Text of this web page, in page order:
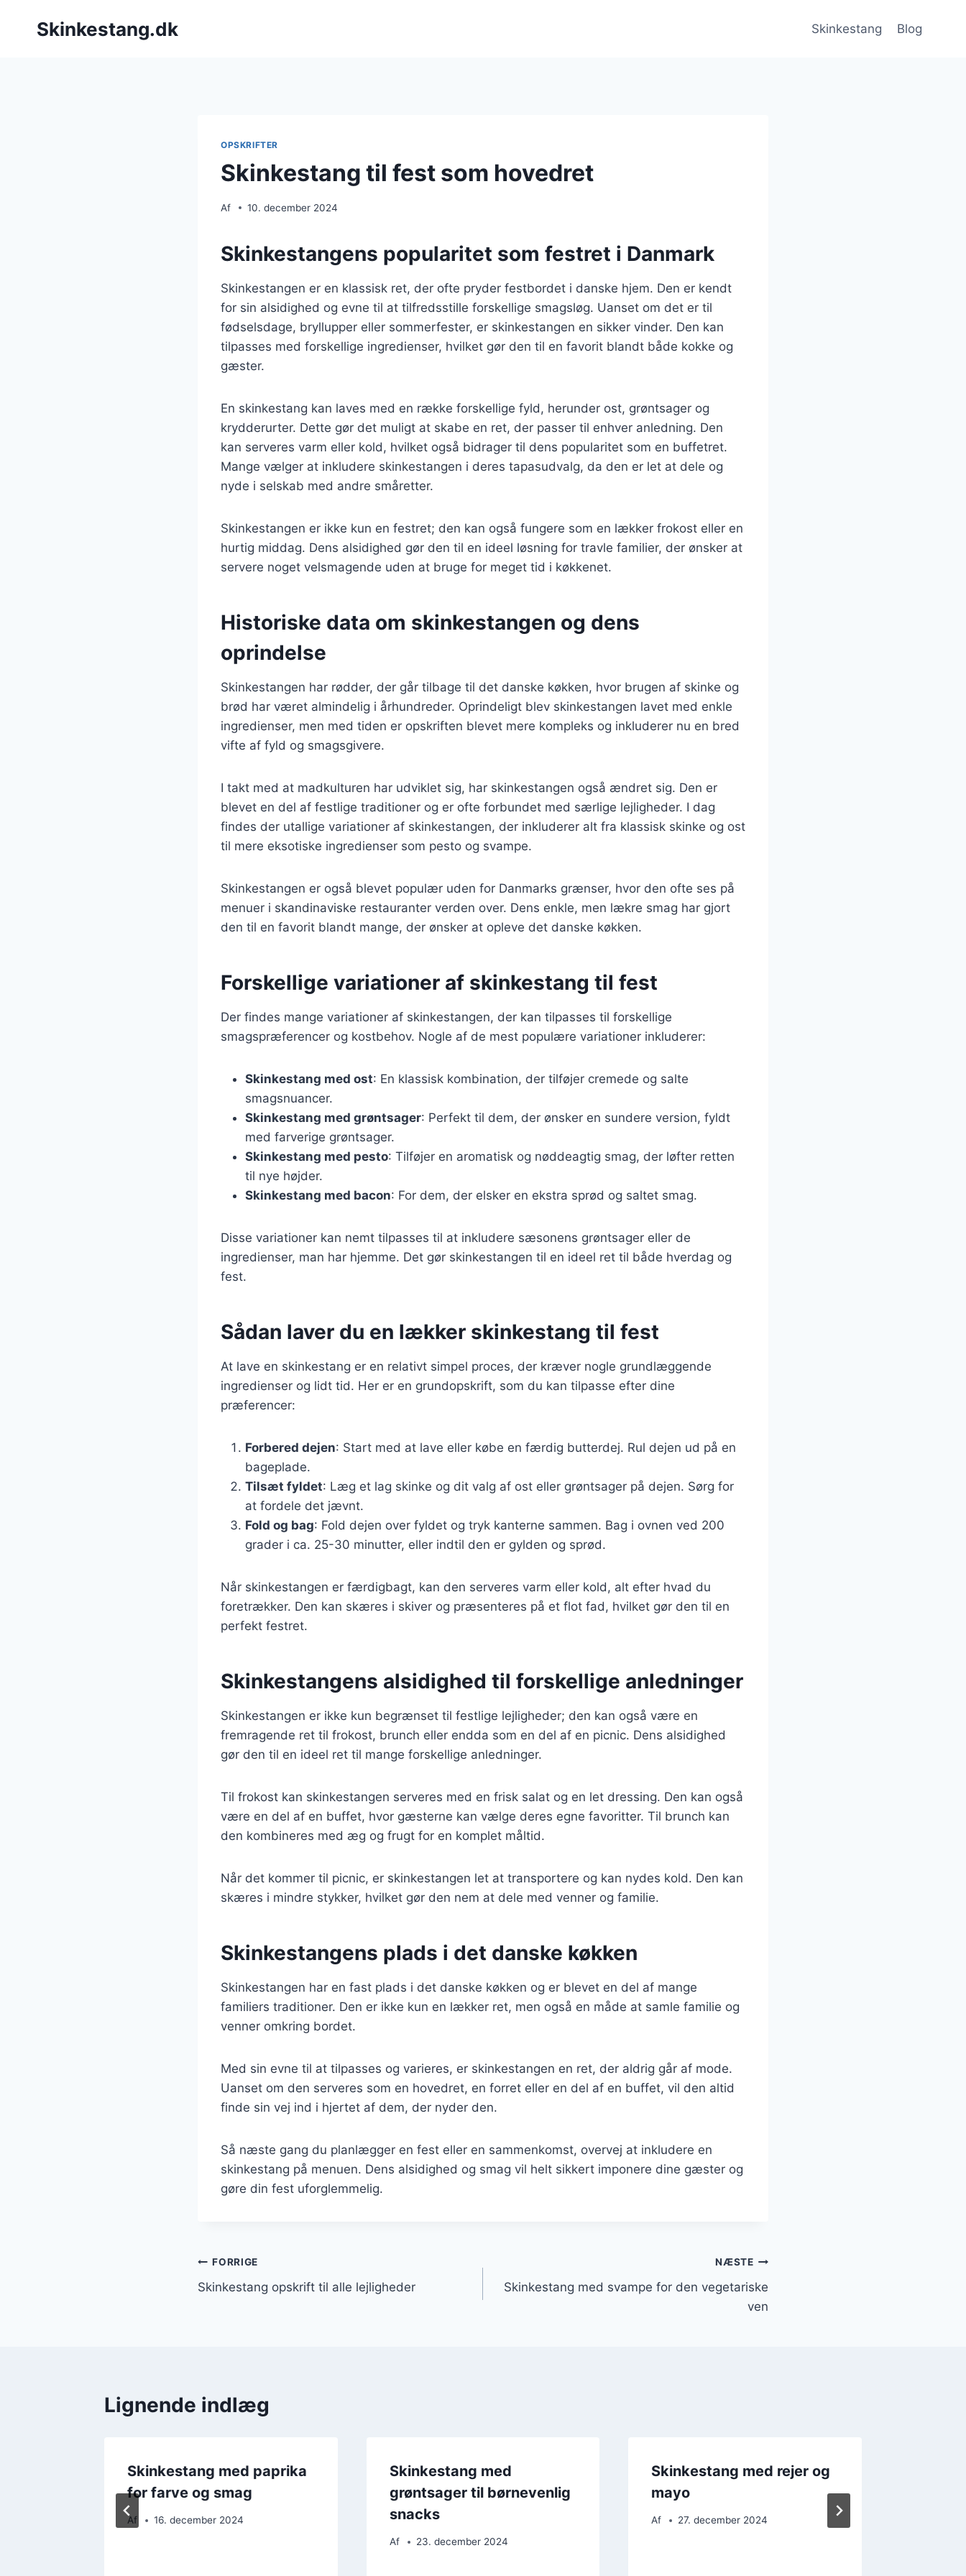
Skinkestang.dk Skinkestang Blog
OPSKRIFTER
Skinkestang til fest som hovedret
Af 10. december 2024
Skinkestangens popularitet som festret i Danmark
Skinkestangen er en klassisk ret, der ofte pryder festbordet i danske hjem. Den er kendt
for sin alsidighed og evne til at tilfredsstille forskellige smagsløg. Uanset om det er til
fødselsdage, bryllupper eller sommerfester, er skinkestangen en sikker vinder. Den kan
tilpasses med forskellige ingredienser, hvilket gør den til en favorit blandt både kokke og
gæster.
En skinkestang kan laves med en række forskellige fyld, herunder ost, grøntsager og
krydderurter. Dette gør det muligt at skabe en ret, der passer til enhver anledning. Den
kan serveres varm eller kold, hvilket også bidrager til dens popularitet som en buffetret.
Mange vælger at inkludere skinkestangen i deres tapasudvalg, da den er let at dele og
nyde i selskab med andre småretter.
Skinkestangen er ikke kun en festret; den kan også fungere som en lækker frokost eller en
hurtig middag. Dens alsidighed gør den til en ideel løsning for travle familier, der ønsker at
servere noget velsmagende uden at bruge for meget tid i køkkenet.
Historiske data om skinkestangen og dens
oprindelse
Skinkestangen har rødder, der går tilbage til det danske køkken, hvor brugen af skinke og
brød har været almindelig i århundreder. Oprindeligt blev skinkestangen lavet med enkle
ingredienser, men med tiden er opskriften blevet mere kompleks og inkluderer nu en bred
vifte af fyld og smagsgivere.
I takt med at madkulturen har udviklet sig, har skinkestangen også ændret sig. Den er
blevet en del af festlige traditioner og er ofte forbundet med særlige lejligheder. I dag
findes der utallige variationer af skinkestangen, der inkluderer alt fra klassisk skinke og ost
til mere eksotiske ingredienser som pesto og svampe.
Skinkestangen er også blevet populær uden for Danmarks grænser, hvor den ofte ses på
menuer i skandinaviske restauranter verden over. Dens enkle, men lækre smag har gjort
den til en favorit blandt mange, der ønsker at opleve det danske køkken.
Forskellige variationer af skinkestang til fest
Der findes mange variationer af skinkestangen, der kan tilpasses til forskellige
smagspræferencer og kostbehov. Nogle af de mest populære variationer inkluderer:
Skinkestang med ost: En klassisk kombination, der tilføjer cremede og salte
smagsnuancer.
Skinkestang med grøntsager: Perfekt til dem, der ønsker en sundere version, fyldt
med farverige grøntsager.
Skinkestang med pesto: Tilføjer en aromatisk og nøddeagtig smag, der løfter retten
til nye højder.
Skinkestang med bacon: For dem, der elsker en ekstra sprød og saltet smag.
Disse variationer kan nemt tilpasses til at inkludere sæsonens grøntsager eller de
ingredienser, man har hjemme. Det gør skinkestangen til en ideel ret til både hverdag og
fest.
Sådan laver du en lækker skinkestang til fest
At lave en skinkestang er en relativt simpel proces, der kræver nogle grundlæggende
ingredienser og lidt tid. Her er en grundopskrift, som du kan tilpasse efter dine
præferencer:
Forbered dejen: Start med at lave eller købe en færdig butterdej. Rul dejen ud på en
bageplade.
Tilsæt fyldet: Læg et lag skinke og dit valg af ost eller grøntsager på dejen. Sørg for
at fordele det jævnt.
Fold og bag: Fold dejen over fyldet og tryk kanterne sammen. Bag i ovnen ved 200
grader i ca. 25-30 minutter, eller indtil den er gylden og sprød.
Når skinkestangen er færdigbagt, kan den serveres varm eller kold, alt efter hvad du
foretrækker. Den kan skæres i skiver og præsenteres på et flot fad, hvilket gør den til en
perfekt festret.
Skinkestangens alsidighed til forskellige anledninger
Skinkestangen er ikke kun begrænset til festlige lejligheder; den kan også være en
fremragende ret til frokost, brunch eller endda som en del af en picnic. Dens alsidighed
gør den til en ideel ret til mange forskellige anledninger.
Til frokost kan skinkestangen serveres med en frisk salat og en let dressing. Den kan også
være en del af en buffet, hvor gæsterne kan vælge deres egne favoritter. Til brunch kan
den kombineres med æg og frugt for en komplet måltid.
Når det kommer til picnic, er skinkestangen let at transportere og kan nydes kold. Den kan
skæres i mindre stykker, hvilket gør den nem at dele med venner og familie.
Skinkestangens plads i det danske køkken
Skinkestangen har en fast plads i det danske køkken og er blevet en del af mange
familiers traditioner. Den er ikke kun en lækker ret, men også en måde at samle familie og
venner omkring bordet.
Med sin evne til at tilpasses og varieres, er skinkestangen en ret, der aldrig går af mode.
Uanset om den serveres som en hovedret, en forret eller en del af en buffet, vil den altid
finde sin vej ind i hjertet af dem, der nyder den.
Så næste gang du planlægger en fest eller en sammenkomst, overvej at inkludere en
skinkestang på menuen. Dens alsidighed og smag vil helt sikkert imponere dine gæster og
gøre din fest uforglemmelig.
Indlægsnavigation
FORRIGE
Skinkestang opskrift til alle lejligheder
NÆSTE
Skinkestang med svampe for den vegetariske
ven
Lignende indlæg
Skinkestang med paprika
for farve og smag
Af 16. december 2024
Skinkestang med
grøntsager til børnevenlig
snacks
Af 23. december 2024
Skinkestang med rejer og
mayo
Af 27. december 2024